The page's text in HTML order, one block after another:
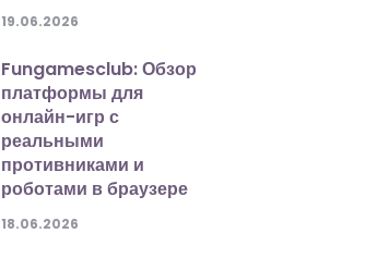
19.06.2026
Fungamesclub: Обзор
платформы для
онлайн-игр с
реальными
противниками и
роботами в браузере
18.06.2026